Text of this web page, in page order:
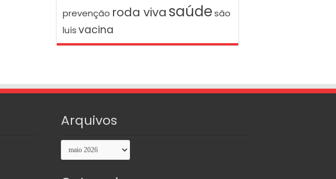
prevenção roda viva saúdesão
luísvacina
Arquivos
Arquivos